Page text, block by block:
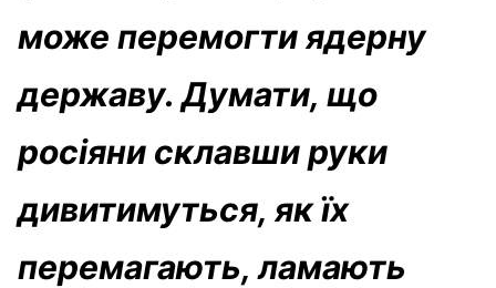
може перемогти ядерну
державу. Думати, що
росіяни склавши руки
дивитимуться, як їх
перемагають, ламають